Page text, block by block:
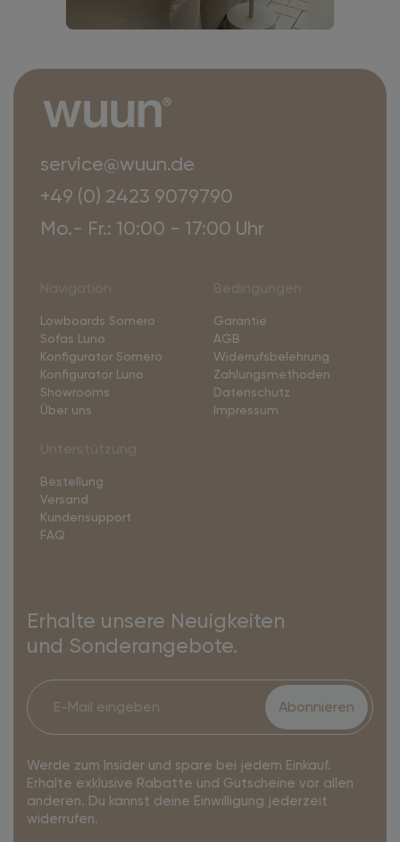
service@wuun.de
+49 (0) 2423 9079790
Mo.- Fr.: 10:00 - 17:00 Uhr
Lowboards Somero
Sofas Luno
Konfigurator Somero
Konfigurator Luno
Showrooms
Über uns
Garantie
AGB
Widerrufsbelehrung
Zahlungsmethoden
Datenschutz
Impressum
Bestellung
Versand
Kundensupport
FAQ
Erhalte unsere Neuigkeiten
und Sonderangebote.
Abonnieren
Werde zum Insider und spare bei jedem Einkauf.
Erhalte exklusive Rabatte und Gutscheine vor allen
anderen. Du kannst deine Einwilligung jederzeit
widerrufen.